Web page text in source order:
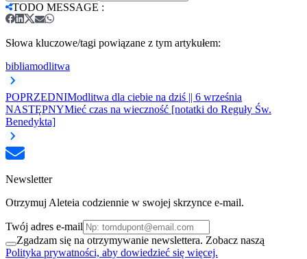
TODO MESSAGE :
Słowa kluczowe/tagi powiązane z tym artykułem:
bibliamodlitwa
POPRZEDNIModlitwa dla ciebie na dziś || 6 września
NASTĘPNYMieć czas na wieczność [notatki do Reguły Św.
Benedykta]
Newsletter
Otrzymuj Aleteia codziennie w swojej skrzynce e-mail.
Twój adres e-mail
Zgadzam się na otrzymywanie newslettera. Zobacz naszą
Polityka prywatności, aby dowiedzieć się więcej.